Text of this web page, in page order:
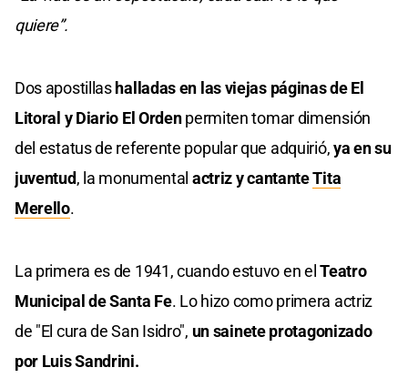
quiere”.
Dos apostillas halladas en las viejas páginas de El
Litoral y Diario El Ordenpermiten tomar dimensión
del estatus de referente popular que adquirió,ya en su
juventud, la monumental actriz y cantanteTita
Merello.
La primera es de 1941, cuando estuvo en el Teatro
Municipal de Santa Fe. Lo hizo como primera actriz
de "El cura de San Isidro", un sainete protagonizado
por Luis Sandrini.